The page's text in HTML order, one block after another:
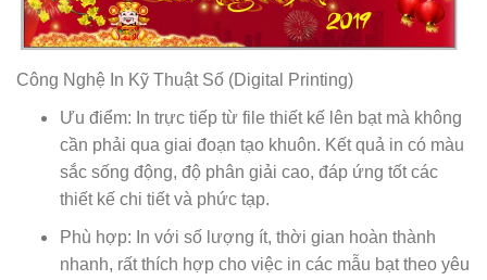
Công Nghệ In Kỹ Thuật Số (Digital Printing)
Ưu điểm: In trực tiếp từ file thiết kế lên bạt mà không
cần phải qua giai đoạn tạo khuôn. Kết quả in có màu
sắc sống động, độ phân giải cao, đáp ứng tốt các
thiết kế chi tiết và phức tạp.
Phù hợp: In với số lượng ít, thời gian hoàn thành
nhanh, rất thích hợp cho việc in các mẫu bạt theo yêu